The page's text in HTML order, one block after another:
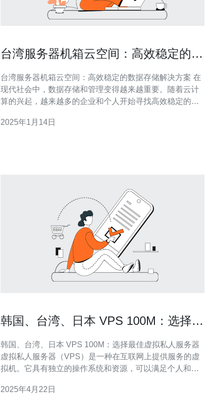
台湾服务器机箱云空间：高效稳定的数
台湾服务器机箱云空间：高效稳定的数据存储解决方案 在
现代社会中，数据存储和管理变得越来越重要。随着云计
算的兴起，越来越多的企业和个人开始寻找高效稳定的数
关注的选择。 台湾服务器机箱云空间是指在台湾地区提供
2025年1月14日
韩国、台湾、日本 VPS 100M：选择最
韩国、台湾、日本 VPS 100M：选择最佳虚拟私人服务器
虚拟私人服务器（VPS）是一种在互联网上提供服务的虚
拟机。它具有独立的操作系统和资源，可以满足个人和企
100M，并帮助您选择最佳的虚拟私人服务器。 韩国是一
2025年4月22日